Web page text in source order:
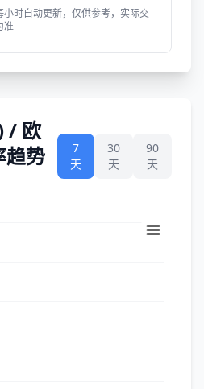
时自动更新，仅供参考，实际交
准
/ 欧
趋势
7
天
30
天
90
天